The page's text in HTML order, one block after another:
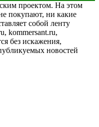
проектом. На этом
покупают, ни какие
собой ленту
kommersant.ru,
без искажения,
новостей